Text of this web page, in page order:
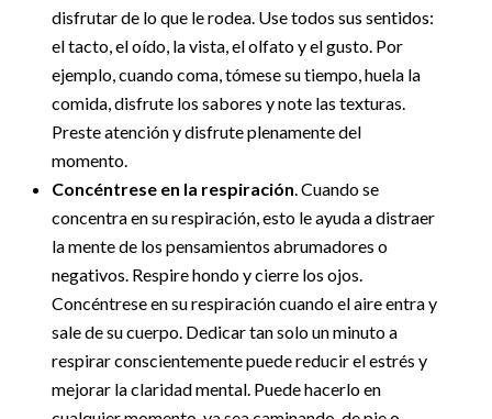
disfrutar de lo que le rodea. Use todos sus sentidos:
el tacto, el oído, la vista, el olfato y el gusto. Por
ejemplo, cuando coma, tómese su tiempo, huela la
comida, disfrute los sabores y note las texturas.
Preste atención y disfrute plenamente del
momento.
Concéntrese en la respiración. Cuando se
concentra en su respiración, esto le ayuda a distraer
la mente de los pensamientos abrumadores o
negativos. Respire hondo y cierre los ojos.
Concéntrese en su respiración cuando el aire entra y
sale de su cuerpo. Dedicar tan solo un minuto a
respirar conscientemente puede reducir el estrés y
mejorar la claridad mental. Puede hacerlo en